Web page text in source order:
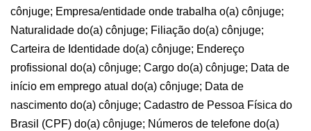
cônjuge; Empresa/entidade onde trabalha o(a) cônjuge;
Naturalidade do(a) cônjuge; Filiação do(a) cônjuge;
Carteira de Identidade do(a) cônjuge; Endereço
profissional do(a) cônjuge; Cargo do(a) cônjuge; Data de
início em emprego atual do(a) cônjuge; Data de
nascimento do(a) cônjuge; Cadastro de Pessoa Física do
Brasil (CPF) do(a) cônjuge; Números de telefone do(a)